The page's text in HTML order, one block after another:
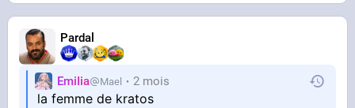
Pardal
EmiIia Mael 2 mois
la femme de kratos